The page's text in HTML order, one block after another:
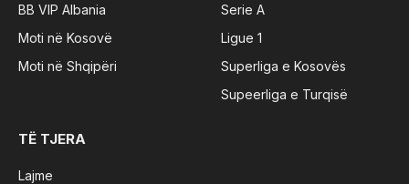
BB VIP Albania
Moti në Kosovë
Moti në Shqipëri
Serie A
Ligue 1
Superliga e Kosovës
Supeerliga e Turqisë
TË TJERA
Lajme